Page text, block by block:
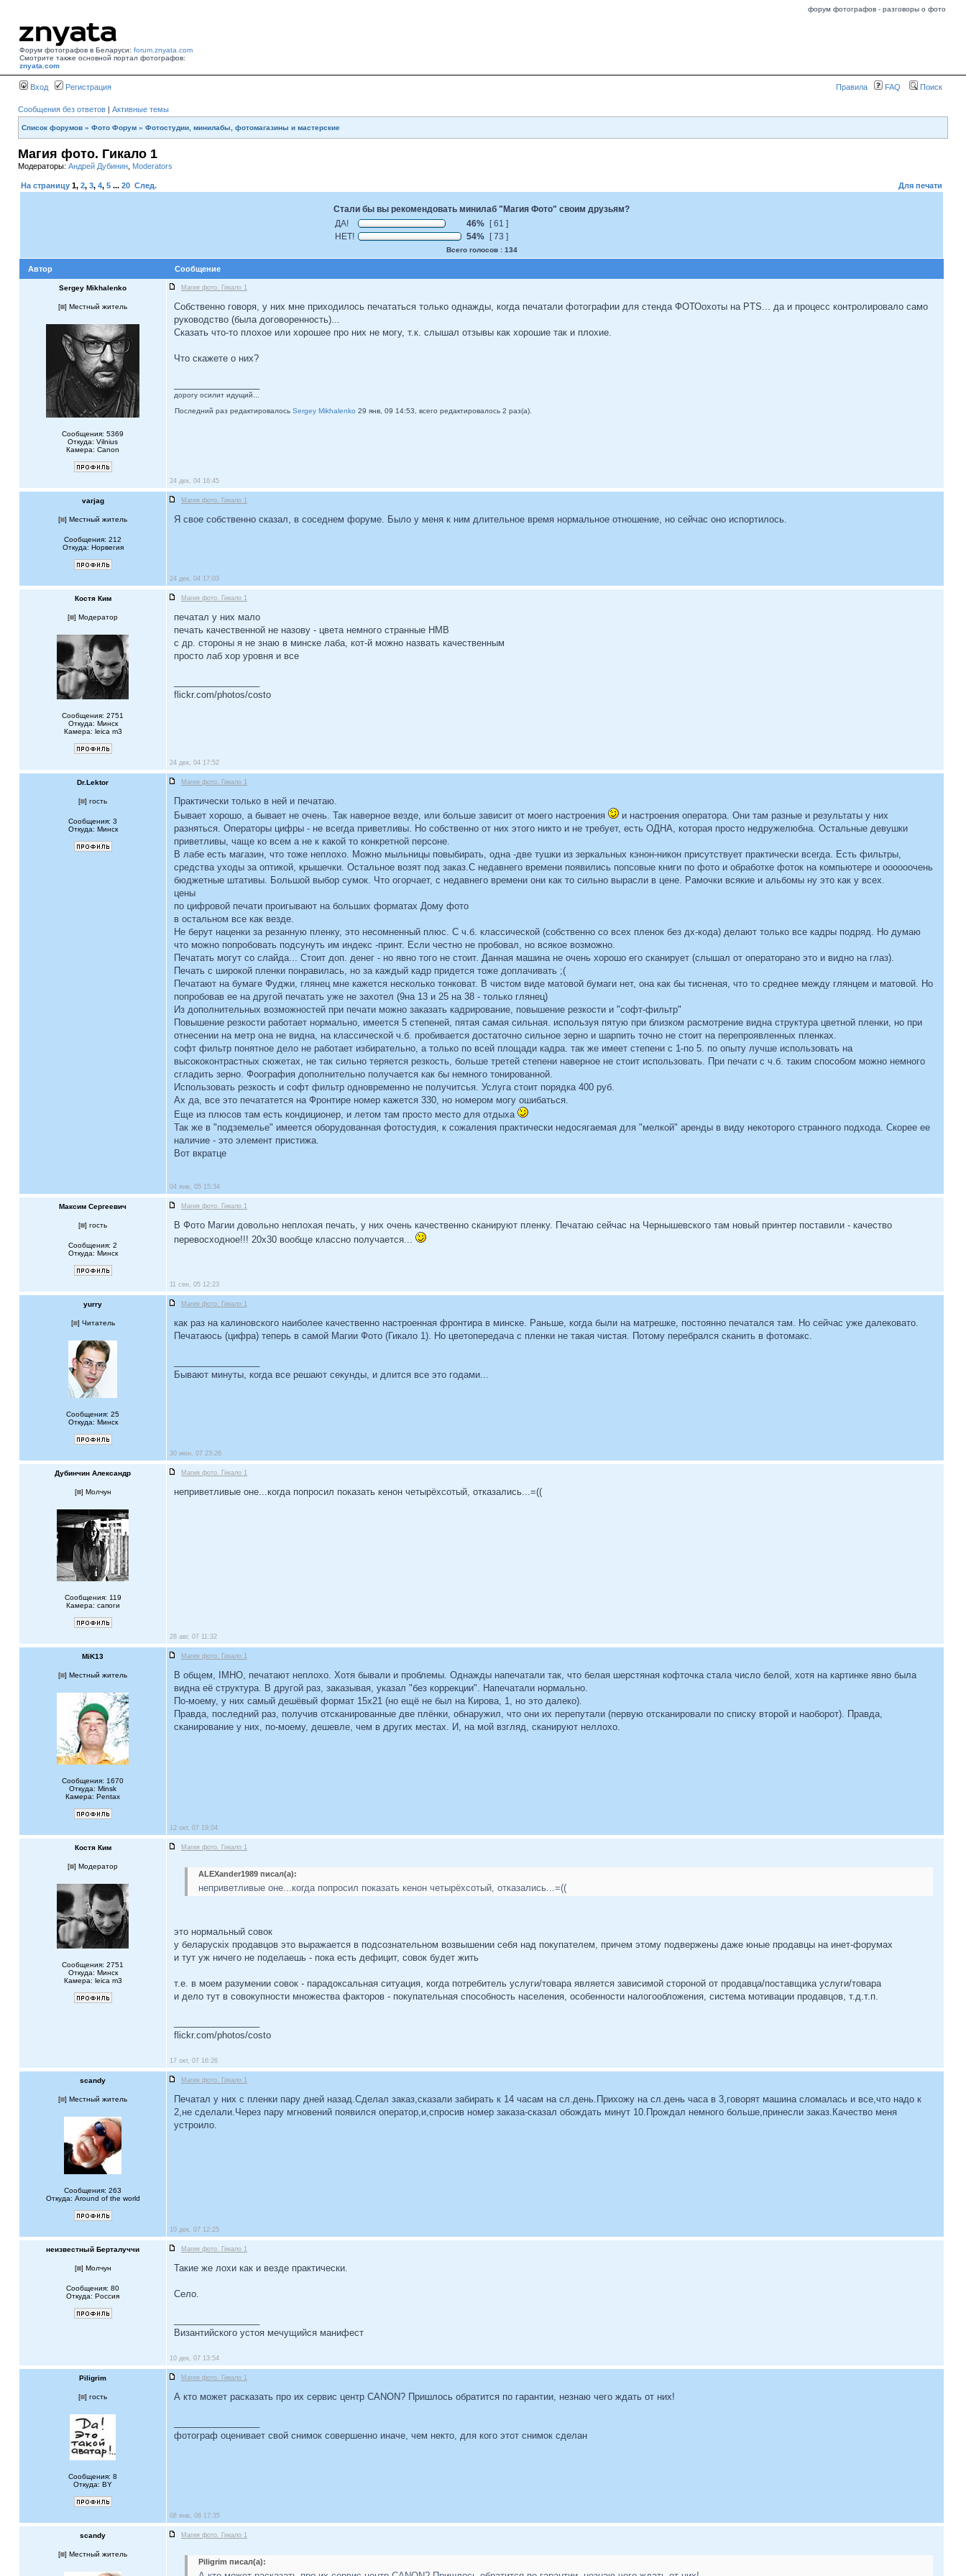
форум фотографов - разговоры о фото
Форум фотографов в Беларуси: forum.znyata.com
Смотрите также основной портал фотографов:
znyata.com
Вход Регистрация Правила FAQ Поиск
Сообщения без ответов | Активные темы
Список форумов » Фото Форум » Фотостудии, минилабы, фотомагазины и мастерские
Магия фото. Гикало 1
Модераторы: Андрей Дубинин Moderators
На страницу 1, 2, 3, 4, 5 ... 20 След. Для печати
Стали бы вы рекомендовать минилаб "Магия Фото" своим друзьям?
ДА!
46%
[ 61 ]
НЕТ!
54% [ 73 ]
Всего голосов : 134
Автор Сообщение
Sergey Mikhalenko Магия фото. Гикало 1
[ ] Местный житель
Сообщения: 5369
Откуда: Vilnius
Камера: Canon
Собственно говоря, у них мне приходилось печататься только однажды, когда печатали фотографии для стенда ФОТОохоты на PTS... да и процесс контролировало само
руководство (была договоренность)...
Сказать что-то плохое или хорошее про них не могу, т.к. слышал отзывы как хорошие так и плохие.
Что скажете о них?
дорогу осилит идущий...
Последний раз редактировалось Sergey Mikhalenko 29 янв, 09 14:53, всего редактировалось 2 раз(а).
24 дек, 04 16:45
varjag Магия фото. Гикало 1
[ ] Местный житель
Сообщения: 212
Откуда: Норвегия
Я свое собственно сказал, в соседнем форуме. Было у меня к ним длительное время нормальное отношение, но сейчас оно испортилось.
24 дек, 04 17:03
Костя Ким Магия фото. Гикало 1
[ ] Модератор
Сообщения: 2751
Откуда: Минск
Камера: leica m3
печатал у них мало
печать качественной не назову - цвета немного странные НМВ
с др. стороны я не знаю в минске лаба, кот-й можно назвать качественным
просто лаб хор уровня и все
flickr.com/photos/costo
24 дек, 04 17:52
Dr.Lektor Магия фото. Гикало 1
[ ] гость
Сообщения: 3
Откуда: Минск
Практически только в ней и печатаю.
Бывает хорошо, а бывает не очень. Так наверное везде, или больше зависит от моего настроения
и настроения оператора. Они там разные и результаты у них
разняться. Операторы цифры - не всегда приветливы. Но собственно от них этого никто и не требует, есть ОДНА, которая просто недружелюбна. Остальные девушки
приветливы, чаще ко всем а не к какой то конкретной персоне.
В лабе есть магазин, что тоже неплохо. Можно мыльницы повыбирать, одна -две тушки из зеркальных кэнон-никон присутствует практически всегда. Есть фильтры,
средства уходы за оптикой, крышечки. Остальное возят под заказ.С недавнего времени появились попсовые книги по фото и обработке фоток на компьютере и оооооочень
бюджетные штативы. Большой выбор сумок. Что огорчает, с недавнего времени они как то сильно вырасли в цене. Рамочки всякие и альбомы ну это как у всех.
цены
по цифровой печати проигывают на больших форматах Дому фото
в остальном все как везде.
Не берут наценки за резанную пленку, это несомненный плюс. С ч.б. классической (собственно со всех пленок без дх-кода) делают только все кадры подряд. Но думаю
что можно попробовать подсунуть им индекс -принт. Если честно не пробовал, но всякое возможно.
Печатать могут со слайда... Стоит доп. денег - но явно того не стоит. Данная машина не очень хорошо его сканирует (слышал от операторано это и видно на глаз).
Печать с широкой пленки понравилась, но за каждый кадр придется тоже доплачивать ;(
Печатают на бумаге Фуджи, глянец мне кажется несколько тонковат. В чистом виде матовой бумаги нет, она как бы тисненая, что то среднее между глянцем и матовой. Но
попробовав ее на другой печатать уже не захотел (9на 13 и 25 на 38 - только глянец)
Из дополнительных возможностей при печати можно заказать кадрирование, повышение резкости и "софт-фильтр"
Повышение резкости работает нормально, имеется 5 степеней, пятая самая сильная. используя пятую при близком расмотрение видна структура цветной пленки, но при
отнесении на метр она не видна, на классической ч.б. пробивается достаточно сильное зерно и шарпить точно не стоит на перепроявленных пленках.
софт фильтр понятное дело не работает избирательно, а только по всей площади кадра. так же имеет степени с 1-по 5. по опыту лучше использовать на
высококонтрастных сюжетах, не так сильно теряется резкость, больше третей степени наверное не стоит использовать. При печати с ч.б. таким способом можно немного
сгладить зерно. Фоография дополнительно получается как бы немного тонированной.
Использовать резкость и софт фильтр одновременно не получитсья. Услуга стоит порядка 400 руб.
Ах да, все это печататется на Фронтире номер кажется 330, но номером могу ошибаться.
Еще из плюсов там есть кондиционер, и летом там просто место для отдыха
Так же в "подземелье" имеется оборудованная фотостудия, к сожаления практически недосягаемая для "мелкой" аренды в виду некоторого странного подхода. Скорее ее
наличие - это элемент пристижа.
Вот вкратце
04 янв, 05 15:34
Максим Сергеевич Магия фото. Гикало 1
[ ] гость
Сообщения: 2
Откуда: Минск
В Фото Магии довольно неплохая печать, у них очень качественно сканируют пленку. Печатаю сейчас на Чернышевского там новый принтер поставили - качество
перевосходное!!! 20x30 вообще классно получается...
11 сен, 05 12:23
yurry Магия фото. Гикало 1
[ ] Читатель
Сообщения: 25
Откуда: Минск
как раз на калиновского наиболее качественно настроенная фронтира в минске. Раньше, когда были на матрешке, постоянно печатался там. Но сейчас уже далековато.
Печатаюсь (цифра) теперь в самой Магии Фото (Гикало 1). Но цветопередача с пленки не такая чистая. Потому перебрался сканить в фотомакс.
Бывают минуты, когда все решают секунды, и длится все это годами...
30 июн, 07 23:26
Дубинчин Александр Магия фото. Гикало 1
[ ] Молчун
Сообщения: 119
Камера: сапоги
неприветливые оне...когда попросил показать кенон четырёхсотый, отказались...=((
28 авг, 07 11:32
MiK13 Магия фото. Гикало 1
[ ] Местный житель
Сообщения: 1670
Откуда: Minsk
Камера: Pentax
В общем, IMHO, печатают неплохо. Хотя бывали и проблемы. Однажды напечатали так, что белая шерстяная кофточка стала число белой, хотя на картинке явно была
видна её структура. В другой раз, заказывая, указал "без коррекции". Напечатали нормально.
По-моему, у них самый дешёвый формат 15х21 (но ещё не был на Кирова, 1, но это далеко).
Правда, последний раз, получив отсканированные две плёнки, обнаружил, что они их перепутали (первую отсканировали по списку второй и наоборот). Правда,
сканирование у них, по-моему, дешевле, чем в других местах. И, на мой взгляд, сканируют неллохо.
12 окт, 07 19:04
Костя Ким Магия фото. Гикало 1
[ ] Модератор
Сообщения: 2751
Откуда: Минск
Камера: leica m3
ALEXander1989 писал(а):
неприветливые оне...когда попросил показать кенон четырёхсотый, отказались...=((
это нормальный совок
у беларускix продавцов это выражается в подсознательном возвышении себя над покупателем, причем этому подвержены даже юные продавцы на инет-форумах
и тут уж ничего не поделаешь - пока есть дефицит, совок будет жить
т.е. в моем разумении совок - парадоксальная ситуация, когда потребитель услуги/товара является зависимой стороной от продавца/поставщика услуги/товара
и дело тут в совокупности множества факторов - покупательная способность населения, особенности налогообложения, система мотивации продавцов, т.д.т.п.
flickr.com/photos/costo
17 окт, 07 16:26
scandy Магия фото. Гикало 1
[ ] Местный житель
Сообщения: 263
Откуда: Around of the world
Печатал у них с пленки пару дней назад.Сделал заказ,сказали забирать к 14 часам на сл.день.Прихожу на сл.день часа в 3,говорят машина сломалась и все,что надо к
2,не сделали.Через пару мгновений появился оператор,и,спросив номер заказа-сказал обождать минут 10.Прождал немного больше,принесли заказ.Качество меня
устроило.
10 дек, 07 12:25
неизвестный Берталуччи Магия фото. Гикало 1
[ ] Молчун
Сообщения: 80
Откуда: Россия
Такие же лохи как и везде практически.
Село.
Византийского устоя мечущийся манифест
10 дек, 07 13:54
Piligrim Магия фото. Гикало 1
[ ] гость
Сообщения: 8
Откуда: BY
А кто может расказать про их сервис центр CANON? Пришлось обратится по гарантии, незнаю чего ждать от них!
фотограф оценивает свой снимок совершенно иначе, чем некто, для кого этот снимок сделан
08 янв, 08 17:35
scandy Магия фото. Гикало 1
[ ] Местный житель
Piligrim писал(а):